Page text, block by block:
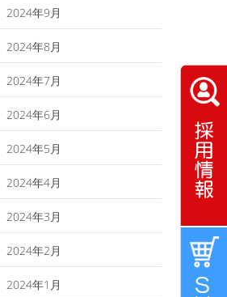
2024年9月
2024年8月
2024年7月
2024年6月
2024年5月
2024年4月
2024年3月
2024年2月
2024年1月